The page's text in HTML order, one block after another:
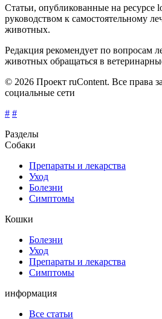
Статьи, опубликованные на ресурсе
руководством к самостоятельному
животных.
Редакция рекомендует по вопросам
животных обращаться в
© 2026 Проект ruContent. Все права
социальные сети
# #
Разделы
Собаки
Препараты и лекарства
Уход
Болезни
Симптомы
Кошки
Болезни
Уход
Препараты и лекарства
Симптомы
информация
Все статьи